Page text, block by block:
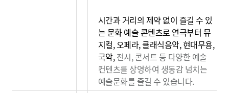
시간과 거리의 제약 없이 즐길 수 있
는 문화 예술 콘텐츠로 연극부터 뮤
지컬, 오페라, 클래식음악, 현대무용,
국악,전시, 콘서트 등 다양한 예술
컨텐츠를 상영하여 생동감 넘치는
예술문화를 즐길 수 있습니다.